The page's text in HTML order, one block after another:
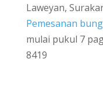
Laweyan,
Pemesanan
mulai pukul 7
8419